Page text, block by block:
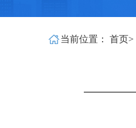
当前位置： 首页>